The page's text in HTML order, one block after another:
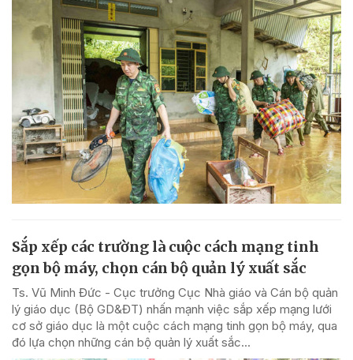
Sắp xếp các trường là cuộc cách mạng tinh
gọn bộ máy, chọn cán bộ quản lý xuất sắc
Ts. Vũ Minh Đức - Cục trưởng Cục Nhà giáo và Cán bộ quản
lý giáo dục (Bộ GD&ĐT) nhấn mạnh việc sắp xếp mạng lưới
cơ sở giáo dục là một cuộc cách mạng tinh gọn bộ máy, qua
đó lựa chọn những cán bộ quản lý xuất sắc...